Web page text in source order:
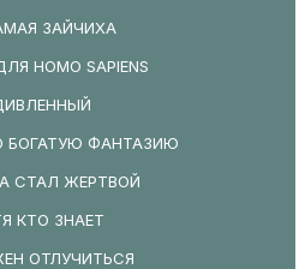
ЗАЙЧИХА
HOMO SAPIENS
БОГАТУЮ ФАНТАЗИЮ
СТАЛ ЖЕРТВОЙ
КТО ЗНАЕТ
ОТЛУЧИТЬСЯ